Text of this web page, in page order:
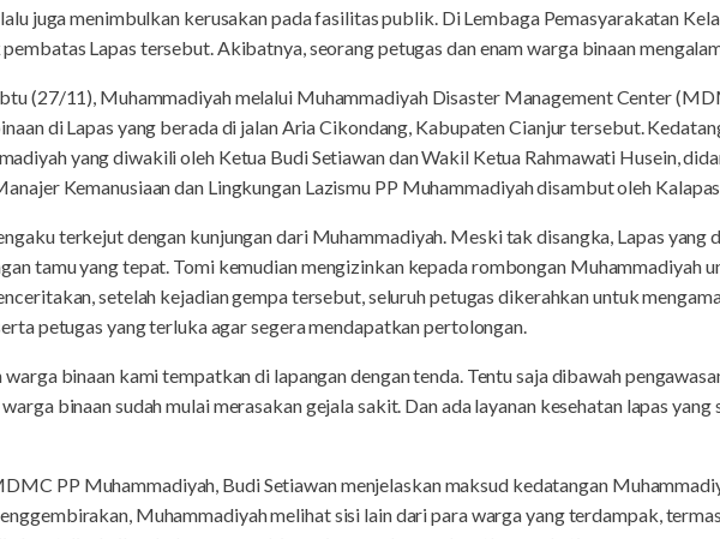
juga menimbulkan kerusakan pada fasilitas publik. Di Lembaga Pemasyarakatan
Lapas tersebut. Akibatnya, seorang petugas dan enam warga binaan
(27/11), Muhammadiyah melalui Muhammadiyah Disaster Management Center
di Lapas yang berada di jalan Aria Cikondang, Kabupaten Cianjur tersebut.
yang diwakili oleh Ketua Budi Setiawan dan Wakil Ketua Rahmawati Husein,
Kemanusiaan dan Lingkungan Lazismu PP Muhammadiyah disambut oleh
terkejut dengan kunjungan dari Muhammadiyah. Meski tak disangka, Lapas yang
tamu yang tepat. Tomi kemudian mengizinkan kepada rombongan Muhammadiyah
setelah kejadian gempa tersebut, seluruh petugas dikerahkan untuk
petugas yang terluka agar segera mendapatkan pertolongan.
warga binaan kami tempatkan di lapangan dengan tenda. Tentu saja dibawah
binaan sudah mulai merasakan gejala sakit. Dan ada layanan kesehatan lapas
PP Muhammadiyah, Budi Setiawan menjelaskan maksud kedatangan
Muhammadiyah melihat sisi lain dari para warga yang terdampak,